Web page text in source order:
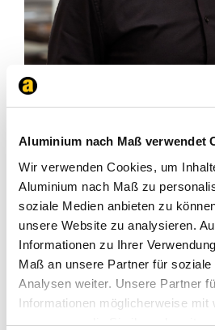
Aluminium nach Maß verwendet
Wir verwenden Cookies, um
Aluminium nach Maß zu
soziale Medien anbieten zu
unsere Website zu analysieren.
Informationen zu Ihrer
Maß an unsere Partner für
Analysen weiter. Unsere Partner
Informationen möglicherweise mit
zusammen, die Sie ihnen
Ruben